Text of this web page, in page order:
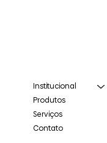
Institucional
Produtos
Serviços
Contato